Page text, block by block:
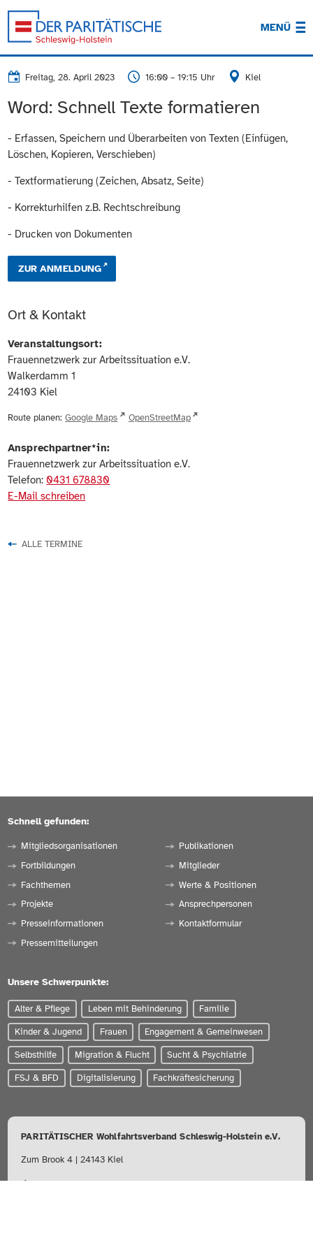
MENÜ
Freitag, 28. April 2023 16:00 – 19:15 Uhr Kiel
Word: Schnell Texte formatieren
- Erfassen, Speichern und Überarbeiten von Texten (Einfügen,
Löschen, Kopieren, Verschieben)
- Textformatierung (Zeichen, Absatz, Seite)
- Korrekturhilfen z.B. Rechtschreibung
- Drucken von Dokumenten
ZUR ANMELDUNG
Ort & Kontakt
Veranstaltungsort:
Frauennetzwerk zur Arbeitssituation e.V.
Walkerdamm 1
24103 Kiel
Route planen: Google Maps OpenStreetMap
Ansprechpartner*in:
Frauennetzwerk zur Arbeitssituation e.V.
Telefon: 0431 678830
E-Mail schreiben
ALLE TERMINE
Schnell gefunden:
Mitgliedsorganisationen
Fortbildungen
Fachthemen
Projekte
Presseinformationen
Pressemitteilungen
Publikationen
Mitglieder
Werte & Positionen
Ansprechpersonen
Kontaktformular
Unsere Schwerpunkte:
Alter & Pflege Leben mit Behinderung Familie
Kinder & Jugend Frauen Engagement & Gemeinwesen
Selbsthilfe Migration & Flucht Sucht & Psychiatrie
FSJ & BFD Digitalisierung Fachkräftesicherung
PARITÄTISCHER Wohlfahrtsverband Schleswig-Holstein e.V.
Zum Brook 4 | 24143 Kiel